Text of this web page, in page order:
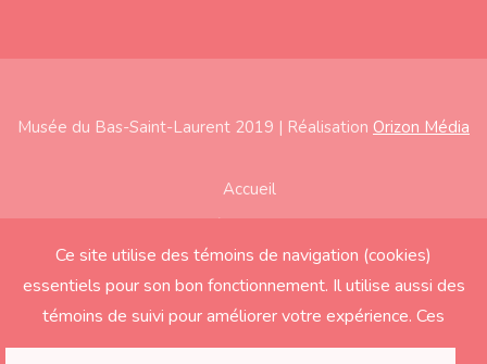
Musée du Bas-Saint-Laurent 2019 | Réalisation Orizon Média
Ce site utilise des témoins de navigation (cookies)
essentiels pour son bon fonctionnement. Il utilise aussi des
témoins de suivi pour améliorer votre expérience. Ces
derniers seront activés seulement si vous acceptez.
Accueil
Éducation
Soutenir le Musée